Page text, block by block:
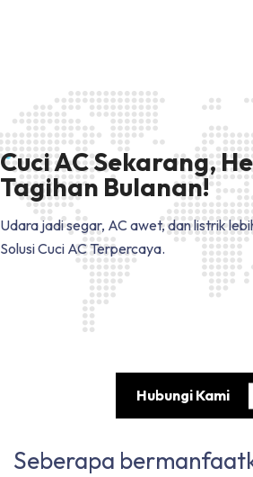
Cuci AC Sekarang,
Tagihan Bulanan!
Udara jadi segar, AC awet, dan listrik
Solusi Cuci AC Terpercaya.
Hubungi Kami
Seberapa